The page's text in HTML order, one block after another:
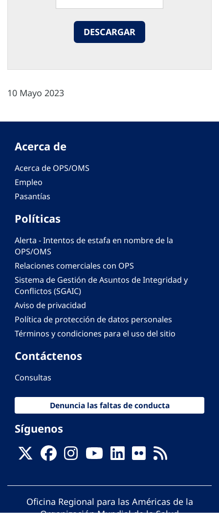
DESCARGAR
10 Mayo 2023
Acerca de
Acerca de OPS/OMS
Empleo
Pasantías
Políticas
Alerta - Intentos de estafa en nombre de la
OPS/OMS
Relaciones comerciales con OPS
Sistema de Gestión de Asuntos de Integridad y
Conflictos (SGAIC)
Aviso de privacidad
Política de protección de datos personales
Términos y condiciones para el uso del sitio
Contáctenos
Consultas
Denuncia las faltas de conducta
Síguenos
Oficina Regional para las Américas de la
Organización Mundial de la Salud